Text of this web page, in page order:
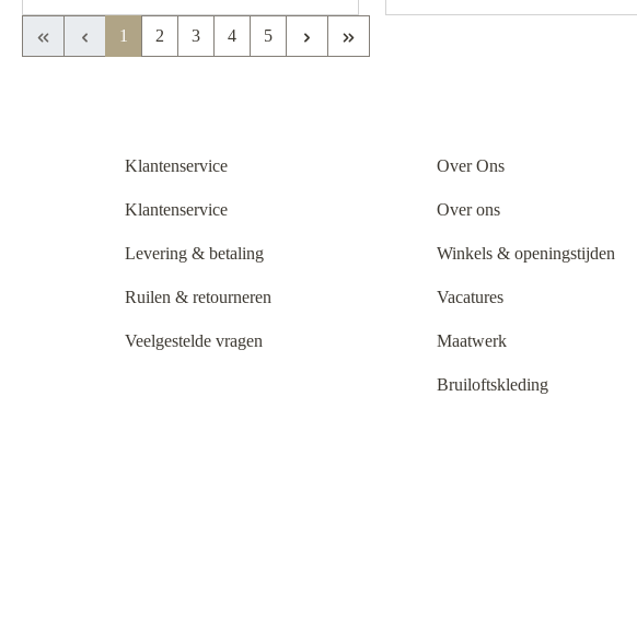
Eerste paginaVorige pagina
1 2 3 4 5 Volgende pagina
Laatste pagina
Klantenservice
Klantenservice
Levering & betaling
Ruilen & retourneren
Veelgestelde vragen
Over Ons
Over ons
Winkels & openingstijden
Vacatures
Maatwerk
Bruiloftskleding